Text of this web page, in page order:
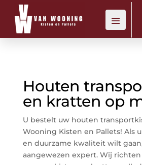
Houten
en kratten op
U bestelt uw houten
Wooning Kisten en Pallets! Als
en duurzame kwaliteit wilt
aangewezen expert. Wij